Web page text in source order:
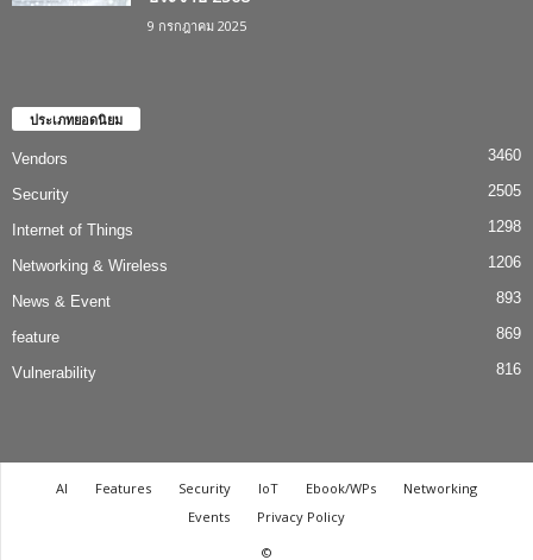
9 กรกฎาคม 2025
ประเภทยอดนิยม
Vendors 3460
Security 2505
Internet of Things 1298
Networking & Wireless 1206
News & Event 893
feature 869
Vulnerability 816
AI Features Security IoT Ebook/WPs
Networking
Events
Privacy Policy
©